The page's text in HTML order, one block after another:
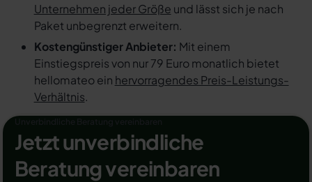
Unternehmen jeder Größe und lässt sich je nach
Paket unbegrenzt erweitern.
Kostengünstiger Anbieter: Mit einem
Einstiegspreis von nur 79 Euro monatlich bietet
hellomateo ein hervorragendes Preis-Leistungs-
Verhältnis.
Jetzt unverbindliche
Beratung vereinbaren